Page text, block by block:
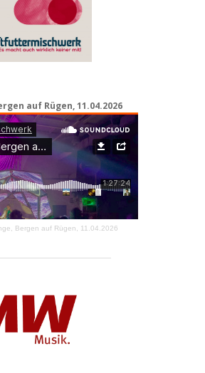
auf Rügen, 11.04.2026
Bergen auf Rügen, 11.04.2026